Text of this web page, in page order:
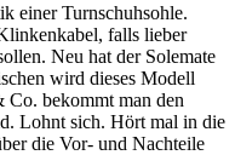
einer Turnschuhsohle.
falls lieber
Neu hat der Solemate
wird dieses Modell
Co. bekommt man den
Lohnt sich. Hört mal in die
die Vor- und Nachteile